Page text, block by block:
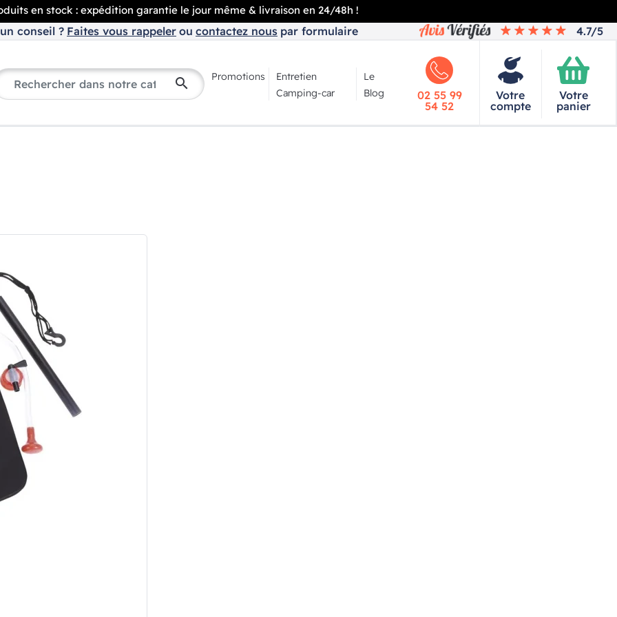
en stock : expédition garantie le jour même & livraison en 24/48h !
conseil ? Faites vous rappeler ou contactez nous par formulaire 4.7/5
search Promotions
Entretien
Camping-car
Le
Blog
02 55 99
54 52
Votre
compte
Votre
panier